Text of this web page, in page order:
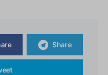
Share